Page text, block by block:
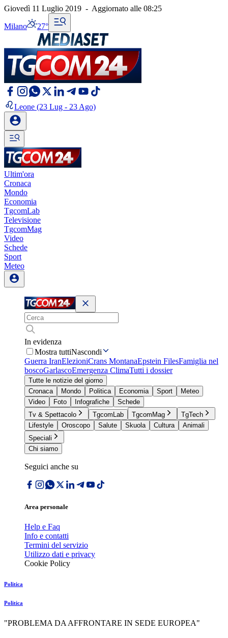
Giovedì 11 Luglio 2019 - Aggiornato alle 08:25
Milano 27°
Leone (23 Lug - 23 Ago)
Ultim'ora
Cronaca
Mondo
Economia
TgcomLab
Televisione
TgcomMag
Video
Schede
Sport
Meteo
In evidenza
Mostra tuttiNascondi
Guerra IranElezioniCrans MontanaEpstein FilesFamiglia nel
boscoGarlascoEmergenza ClimaTutti i dossier
Tutte le notizie del giorno
Cronaca
Mondo Politica Economia Sport
Meteo
Video
Foto Infografiche
Schede
Tv & Spettacolo
TgcomLab TgcomMag
TgTech
Lifestyle
Oroscopo Salute Skuola Cultura
Animali
Speciali
Chi siamo
Seguici anche su
Area personale
Help e Faq
Info e contatti
Termini del servizio
Utilizzo dati e privacy
Cookie Policy
Politica
Politica
"PROBLEMA DA AFFRONTARE IN SEDE EUROPEA"